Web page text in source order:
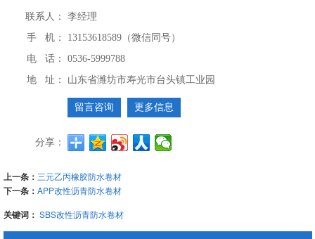
联系人：
李经理
手 机：
13153618589（微信同号）
电 话：
0536-5999788
地 址：
山东省潍坊市寿光市台头镇工业园
留言咨询 更多信息
分享：
上一条： 三元乙丙橡胶防水卷材
下一条： APP改性沥青防水卷材
关键词： SBS改性沥青防水卷材